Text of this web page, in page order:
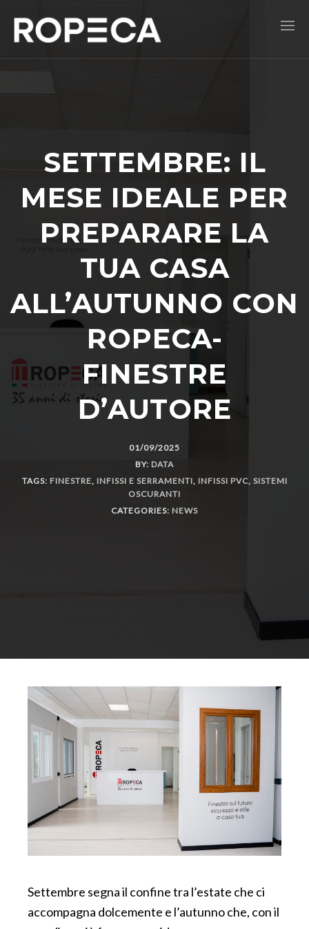
SETTEMBRE: IL
MESE IDEALE PER
PREPARARE LA
TUA CASA
ALL’AUTUNNO CON
ROPECA-
FINESTRE
D’AUTORE
01/09/2025
BY: DATA
TAGS: FINESTRE, INFISSI E SERRAMENTI, INFISSI PVC, SISTEMI
OSCURANTI
CATEGORIES: NEWS
Settembre segna il confine tra l’estate che ci
accompagna dolcemente e l’autunno che, con il